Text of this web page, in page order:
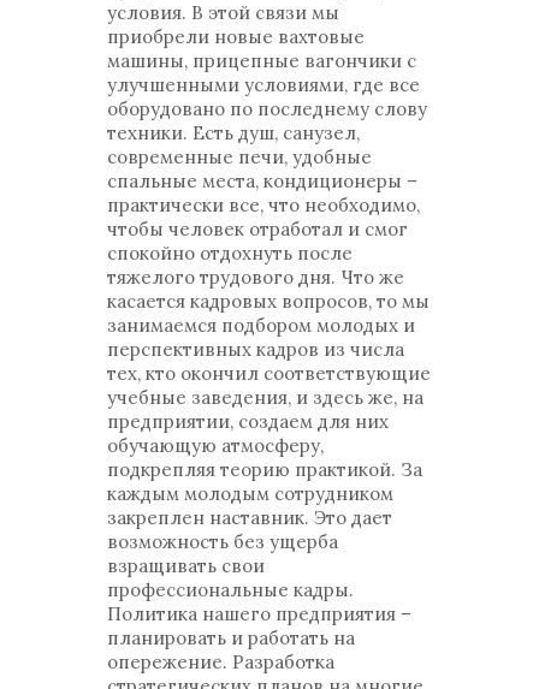
условия. В этой связи мы
приобрели новые вахтовые
машины, прицепные вагончики с
улучшенными условиями, где все
оборудовано по последнему слову
техники. Есть душ, санузел,
современные печи, удобные
спальные места, кондиционеры –
практически все, что необходимо,
чтобы человек отработал и смог
спокойно отдохнуть после
тяжелого трудового дня. Что же
касается кадровых вопросов, то мы
занимаемся подбором молодых и
перспективных кадров из числа
тех, кто окончил соответствующие
учебные заведения, и здесь же, на
предприятии, создаем для них
обучающую атмосферу,
подкрепляя теорию практикой. За
каждым молодым сотрудником
закреплен наставник. Это дает
возможность без ущерба
взращивать свои
профессиональные кадры.
Политика нашего предприятия –
планировать и работать на
опережение. Разработка